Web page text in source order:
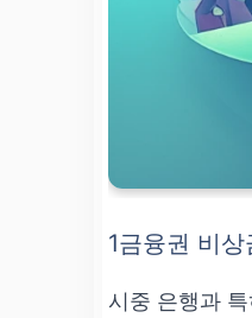
1금융권 비
시중 은행과